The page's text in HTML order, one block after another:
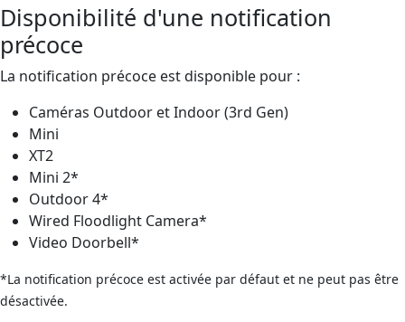
Disponibilité d'une notification
précoce
La notification précoce est disponible pour :
Caméras Outdoor et Indoor (3rd Gen)
Mini
XT2
Mini 2*
Outdoor 4*
Wired Floodlight Camera*
Video Doorbell*
*La notification précoce est activée par défaut et ne peut pas être
désactivée.